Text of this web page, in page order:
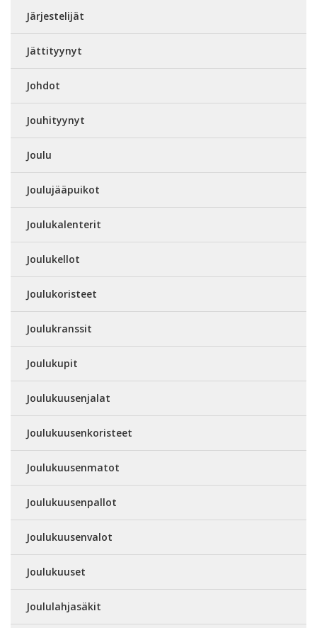
Järjestelijät
Jättityynyt
Johdot
Jouhityynyt
Joulu
Joulujääpuikot
Joulukalenterit
Joulukellot
Joulukoristeet
Joulukranssit
Joulukupit
Joulukuusenjalat
Joulukuusenkoristeet
Joulukuusenmatot
Joulukuusenpallot
Joulukuusenvalot
Joulukuuset
Joululahjasäkit